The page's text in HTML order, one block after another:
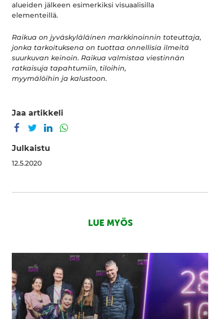
alueiden jälkeen esimerkiksi visuaalisilla
elementeillä.
Raikua on jyväskyläläinen markkinoinnin toteuttaja,
jonka tarkoituksena on tuottaa onnellisia ilmeitä
suurkuvan keinoin. Raikua valmistaa viestinnän
ratkaisuja tapahtumiin, tiloihin,
myymälöihin ja kalustoon.
Jaa artikkeli
Jaa Facebookissa
Jaa TwitterissäJaa LinkedInissä
Julkaistu
12.5.2020
LUE MYÖS
Kasvu
on
rohkeita
tekoja
–
Kasvu